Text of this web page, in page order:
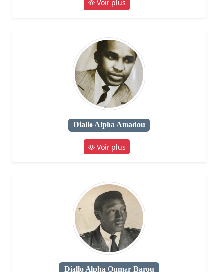
Voir plus
Diallo Alpha Amadou
Voir plus
Diallo Alpha Oumar Barou